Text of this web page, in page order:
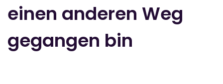
einen anderen Weg
gegangen bin